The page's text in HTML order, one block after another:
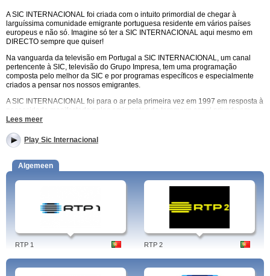
A SIC INTERNACIONAL foi criada com o intuito primordial de chegar à
larguíssima comunidade emigrante portuguesa residente em vários países
europeus e não só. Imagine só ter a SIC INTERNACIONAL aqui mesmo em
DIRECTO sempre que quiser!
Na vanguarda da televisão em Portugal a SIC INTERNACIONAL, um canal
pertencente à SIC, televisão do Grupo Impresa, tem uma programação
composta pelo melhor da SIC e por programas específicos e especialmente
criados a pensar nos nossos emigrantes.
A SIC INTERNACIONAL foi para o ar pela primeira vez em 1997 em resposta à
necessidade manifestada pelos emigrantes de terem um canal privado em
alternativa ao serviço público já implementado há vários anos lá fora.
A SIC INTERNACIONAL prima pela programação focada nas pessoas e nos
temas de maior interesse para o país, daí encontrarmos os BLOCOS
INTERNACIONAL assim como o programa da manhã de Júlia Pinheiro –
QUERIDA JÚLIA – e o programa da tarde de Conceição Lino – BOA TARDE.
A informação desportiva com debate em O DIA SEGUINTE também se destaca
portugueses longe do país e tudo em DIRECTO!
21:45 e conta com a participação de conceituados atores portugueses como
Joana Santos, Albano Jerónimo e Soraia Chaves. De segunda a sexta em
DIRECTO aqui.
Alguns programas estão mais direcionados para a comunidade emigrante
Lees meer
Play Sic Internacional
Algemeen
RTP 1 RTP 2